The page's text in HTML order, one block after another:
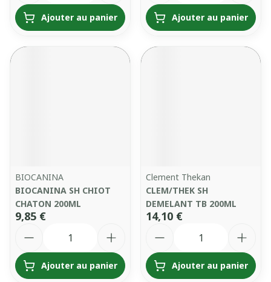
Ajouter au panier Ajouter au panier
BIOCANINA
BIOCANINA SH CHIOT
CHATON 200ML
9,85 €
Ajouter au panier
Clement Thekan
CLEM/THEK SH
DEMELANT TB 200ML
14,10 €
Ajouter au panier